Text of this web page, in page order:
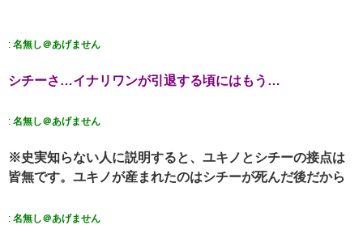
: 名無し＠あげません
シチーさ…イナリワンが引退する頃にはもう…
: 名無し＠あげません
※史実知らない人に説明すると、ユキノとシチーの接点は
皆無です。ユキノが産まれたのはシチーが死んだ後だから
: 名無し＠あげません